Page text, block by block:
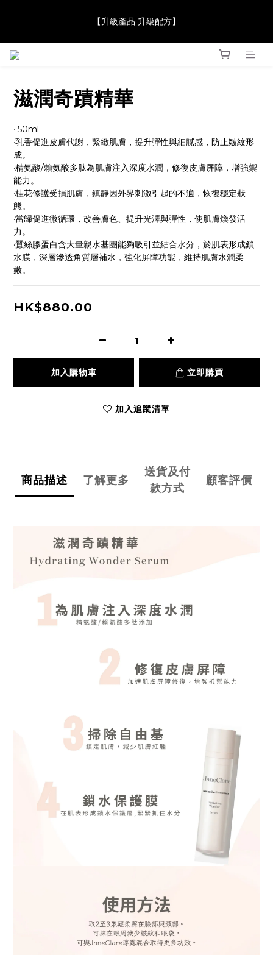
Award 勇奪金獎】
【升級產品 升級配方】
【JaneClare 康膚薈在iida Award Milan 2024 Professional
滋潤奇蹟精華
· 50ml
·乳香促進皮膚代謝，緊緻肌膚，提升彈性與細膩感，防止皺紋形
成。
·精氨酸/賴氨酸多肽為肌膚注入深度水潤，修復皮膚屏障，增強禦
能力。
·桂花修護受損肌膚，鎮靜因外界刺激引起的不適，恢復穩定狀
態。
·當歸促進微循環，改善膚色、提升光澤與彈性，使肌膚煥發活
力。
·蠶絲膠蛋白含大量親水基團能夠吸引並結合水分，於肌表形成鎖
水膜，深層滲透角質層補水，強化屏障功能，維持肌膚水潤柔
嫩。
HK$880.00
加入購物車 立即購買
加入追蹤清單
商品描述 了解更多
送貨及付
款方式
顧客評價